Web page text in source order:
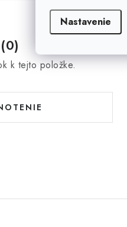
Nastavenie
k tejto položke.